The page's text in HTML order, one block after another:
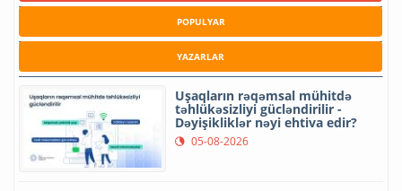
POPULYAR
YAZARLAR
Uşaqların rəqəmsal mühitdə
təhlükəsizliyi gücləndirilir -
Dəyişikliklər nəyi ehtiva edir?
05-08-2026